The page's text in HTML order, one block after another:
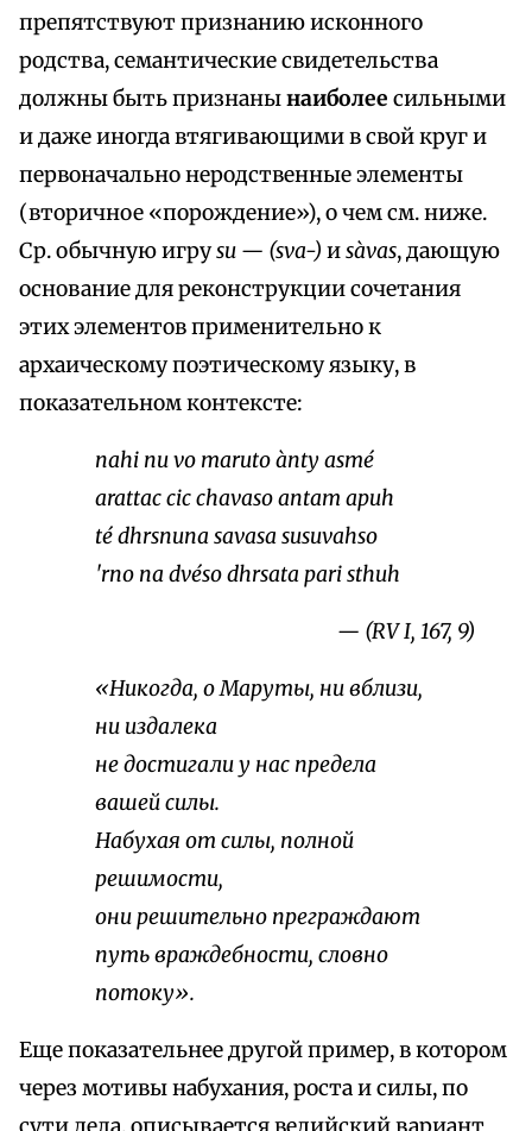
препятствуют признанию исконного
родства, семантические свидетельства
должны быть признанынаиболее сильными
и даже иногда втягивающими в свой круг и
первоначально неродственные элементы
(вторичное «порождение»), о чем см. ниже.
Ср. обычную игруsu — (sva-) иsàvas, дающую
основание для реконструкции сочетания
этих элементов применительно к
архаическому поэтическому языку, в
показательном контексте:
nahi nu vо maruto ànty asmé
arattac cic chavaso antam apuh
té dhrsnuna savasa susuvahso
'rno na dvéso dhrsata pari sthuh
— (RV I, 167, 9)
«Никогда, о Маруты, ни вблизи,
ни издалека
не достигали у нас предела
вашей силы.
Набухая от силы, полной
решимости,
они решительно преграждают
путь враждебности, словно
потоку».
Еще показательнее другой пример, в котором
через мотивы набухания, роста и силы, по